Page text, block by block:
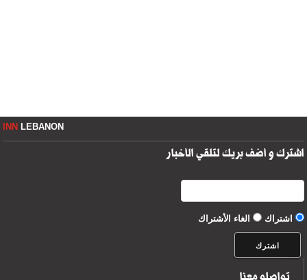
INNLEBANON
اشترك و أضف بريك لتلقي الأخبار
اشتراك الغاء الأشتراك